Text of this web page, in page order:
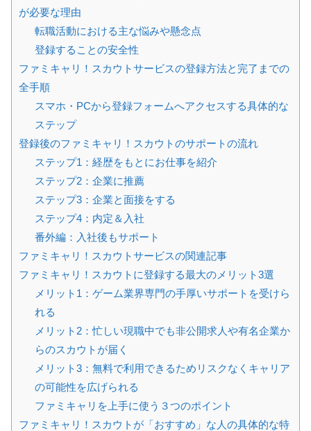
が必要な理由
転職活動における主な悩みや懸念点
登録することの安全性
ファミキャリ！スカウトサービスの登録方法と完了までの
全手順
スマホ・PCから登録フォームへアクセスする具体的な
ステップ
登録後のファミキャリ！スカウトのサポートの流れ
ステップ1：経歴をもとにお仕事を紹介
ステップ2：企業に推薦
ステップ3：企業と面接をする
ステップ4：内定＆入社
番外編：入社後もサポート
ファミキャリ！スカウトサービスの関連記事
ファミキャリ！スカウトに登録する最大のメリット3選
メリット1：ゲーム業界専門の手厚いサポートを受けら
れる
メリット2：忙しい現職中でも非公開求人や有名企業か
らのスカウトが届く
メリット3：無料で利用できるためリスクなくキャリア
の可能性を広げられる
ファミキャリを上手に使う３つのポイント
ファミキャリ！スカウトが「おすすめ」な人の具体的な特